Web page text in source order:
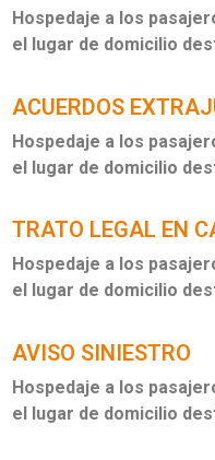
Hospedaje a los
el lugar de domicilio
ACUERDOS
Hospedaje a los
el lugar de domicilio
TRATO LEGAL EN
Hospedaje a los
el lugar de domicilio
AVISO SINIESTRO
Hospedaje a los
el lugar de domicilio